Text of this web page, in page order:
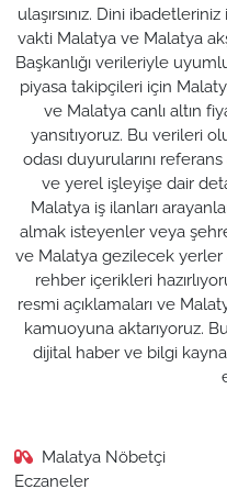
ulaşırsınız. Dini
vakti Malatya ve Malatya
Başkanlığı verileriyle
piyasa takipçileri için
ve Malatya canlı altın
yansıtıyoruz. Bu verileri
odası duyurularını
ve yerel işleyişe dair
Malatya iş ilanları
almak isteyenler veya
ve Malatya gezilecek yerler
rehber içerikleri
resmi açıklamaları ve
kamuoyuna aktarıyoruz.
dijital haber ve bilgi
Malatya Nöbetçi
Eczaneler